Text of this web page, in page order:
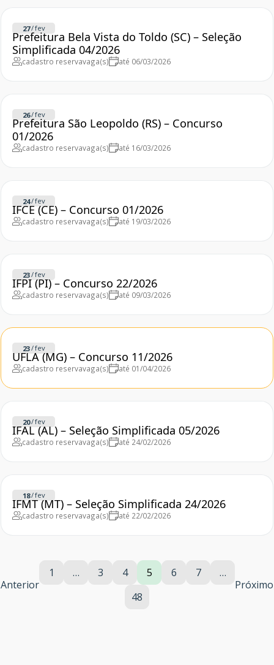
27/fev
Prefeitura Bela Vista do Toldo (SC) – Seleção
Simplificada 04/2026
cadastro reservavaga(s) até 06/03/2026
26/fev
Prefeitura São Leopoldo (RS) – Concurso
01/2026
cadastro reservavaga(s) até 16/03/2026
24/fev
IFCE (CE) – Concurso 01/2026
cadastro reservavaga(s) até 19/03/2026
23/fev
IFPI (PI) – Concurso 22/2026
cadastro reservavaga(s) até 09/03/2026
23/fev
UFLA (MG) – Concurso 11/2026
cadastro reservavaga(s) até 01/04/2026
20/fev
IFAL (AL) – Seleção Simplificada 05/2026
cadastro reservavaga(s) até 24/02/2026
18/fev
IFMT (MT) – Seleção Simplificada 24/2026
cadastro reservavaga(s) até 22/02/2026
Anterior
1 … 3 4 5 6 7
…
48
Próximo